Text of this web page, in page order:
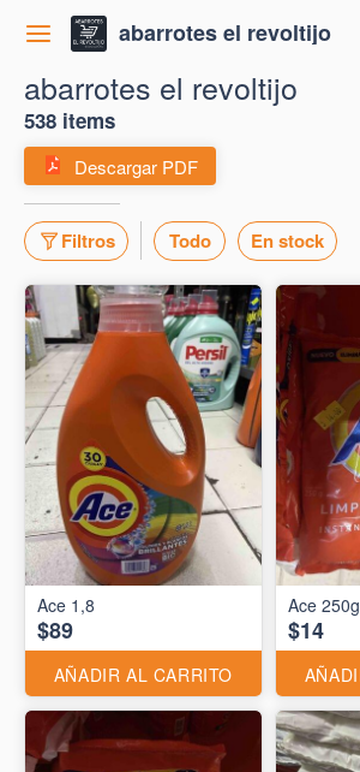
abarrotes el revoltijo
abarrotes el revoltijo
538 items
Descargar PDF
Filtros Todo En stock
Ace 1,8
$89
AÑADIR AL CARRITO
Ace 250g
$14